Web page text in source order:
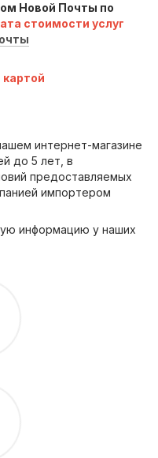
Новой Почты по
стоимости услуг
интернет-магазине
до 5 лет, в
предоставляемых
импортером
информацию у наших